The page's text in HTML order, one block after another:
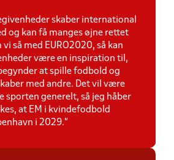
skaber international
og kan få manges øjne rettet
vi så med EURO2020, så kan
være en inspiration til,
at spille fodbold og
med andre. Det vil være
sporten generelt, så jeg håber
at EM i kvindefodbold
i 2029."